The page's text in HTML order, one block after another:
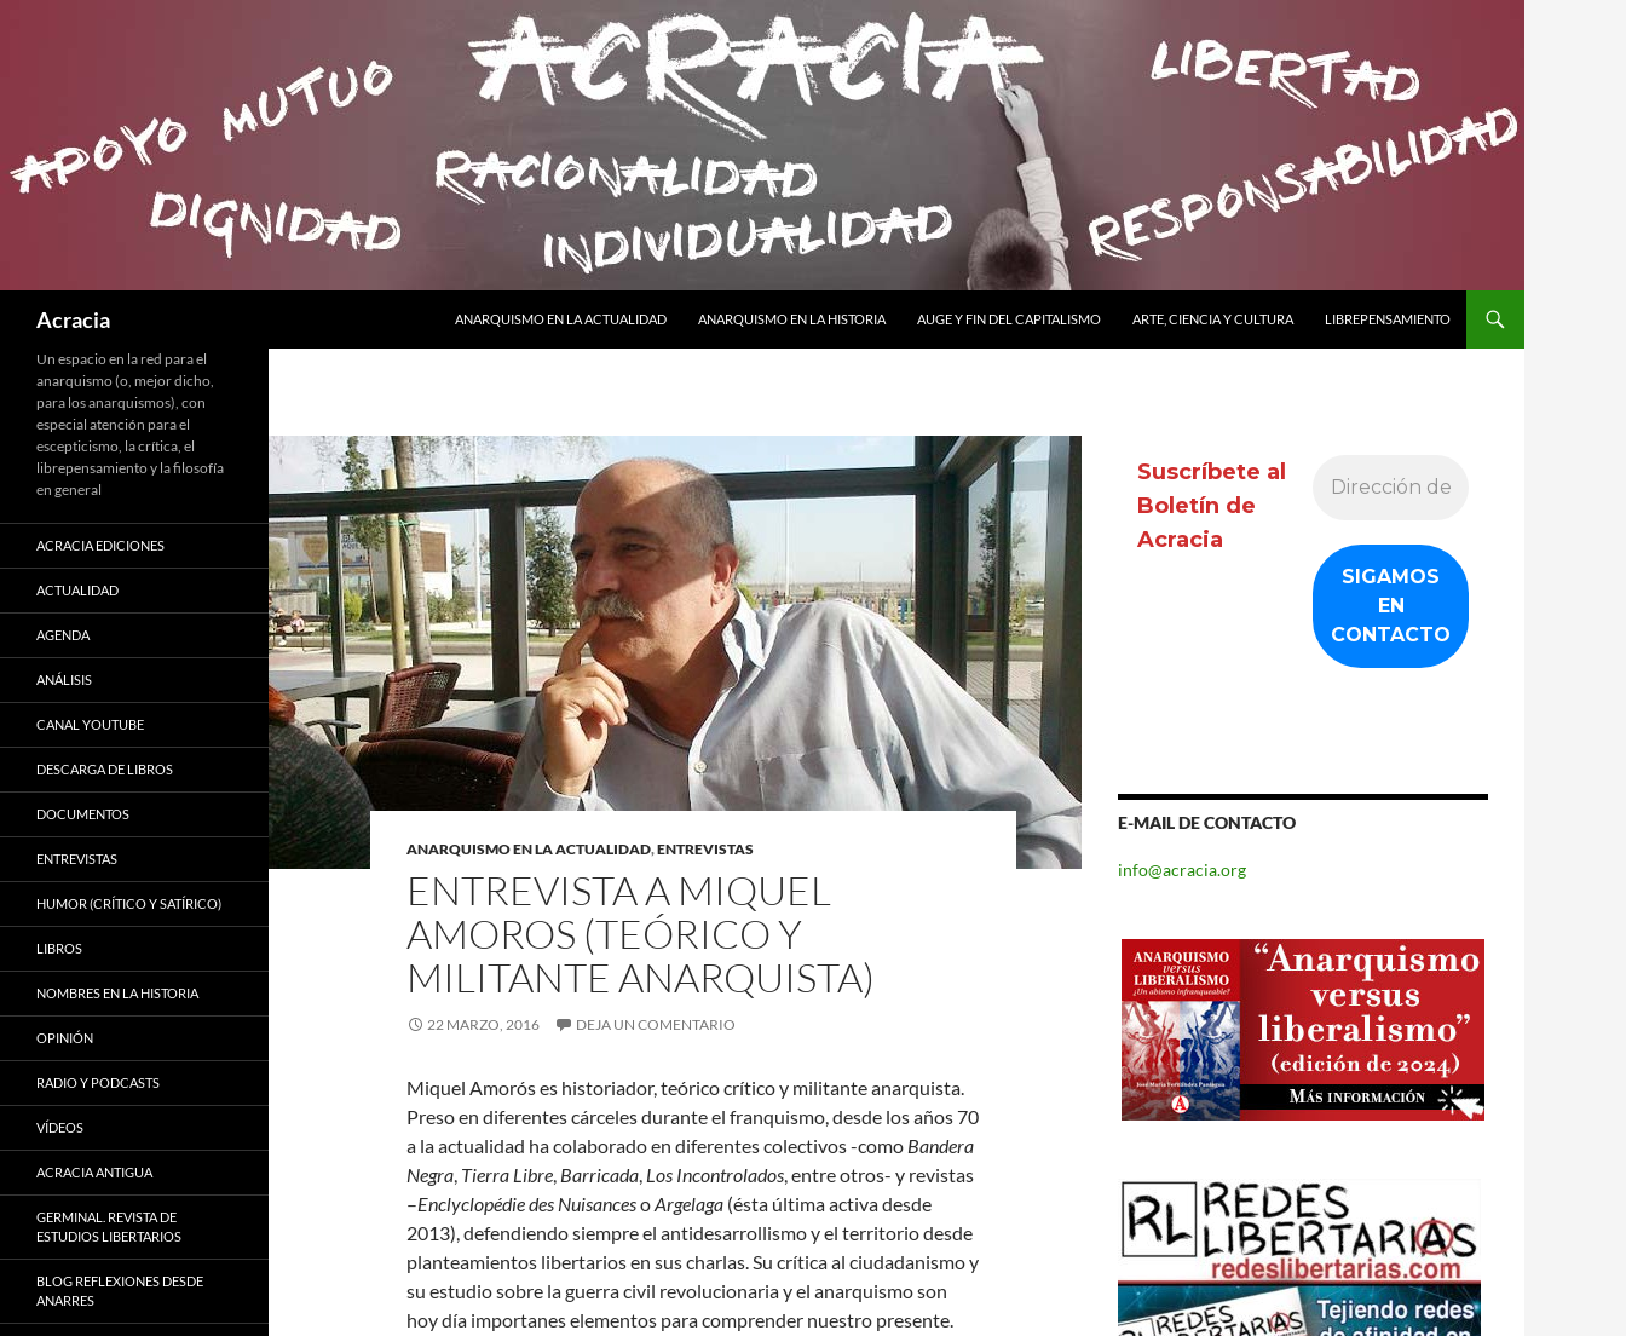
Acracia
ANARQUISMO EN LA ACTUALIDAD
ANARQUISMO EN LA HISTORIA AUGE Y FIN DEL CAPITALISMO ARTE, CIENCIA Y CULTURA LIBREPENSAMIENTO
ANARQUISMO EN LA ACTUALIDAD,ENTREVISTAS
ENTREVISTA A MIQUEL
AMOROS (TEÓRICO Y
MILITANTE ANARQUISTA)
22 MARZO, 2016 DEJA UN COMENTARIO
Miquel Amorós es historiador, teórico crítico y militante anarquista.
Preso en diferentes cárceles durante el franquismo, desde los años 70
a la actualidad ha colaborado en diferentes colectivos -como Bandera
Negra, Tierra Libre, Barricada, Los Incontrolados, entre otros- y revistas
–Enclyclopédie des NuisancesoArgelaga (ésta última activa desde
2013), defendiendo siempre el antidesarrollismo y el territorio desde
planteamientos libertarios en sus charlas. Su crítica al ciudadanismo y
su estudio sobre la guerra civil revolucionaria y el anarquismo son
hoy día importanes elementos para comprender nuestro presente.
Suscríbete al
Boletín de
Acracia
E-MAIL DE CONTACTO
info@acracia.org
Un espacio en la red para el
anarquismo (o, mejor dicho,
para los anarquismos), con
especial atención para el
escepticismo, la crítica, el
librepensamiento y la filosofía
en general
ACRACIA EDICIONES
ACTUALIDAD
AGENDA
ANÁLISIS
CANAL YOUTUBE
DESCARGA DE LIBROS
DOCUMENTOS
ENTREVISTAS
HUMOR (CRÍTICO Y SATÍRICO)
LIBROS
NOMBRES EN LA HISTORIA
OPINIÓN
RADIO Y PODCASTS
VÍDEOS
ACRACIA ANTIGUA
GERMINAL. REVISTA DE
ESTUDIOS LIBERTARIOS
BLOG REFLEXIONES DESDE
ANARRES